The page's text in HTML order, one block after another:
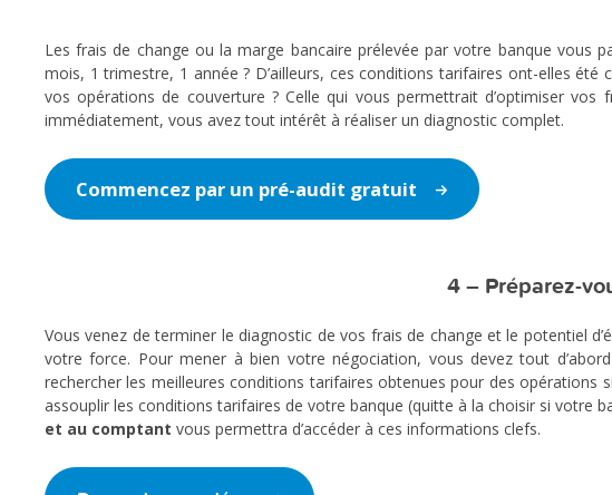
Les frais de change ou la marge bancaire prélevée par votre banque vous
mois, 1 trimestre, 1 année ? D’ailleurs, ces conditions tarifaires ont-elles
vos opérations de couverture ? Celle qui vous permettrait d’optimiser
immédiatement, vous avez tout intérêt à réaliser un diagnostic complet.
Commencez par un pré-audit gratuit
4 – Préparez-
Vous venez de terminer le diagnostic de vos frais de change et le potentiel
votre force. Pour mener à bien votre négociation, vous devez tout
rechercher les meilleures conditions tarifaires obtenues pour des opérations
assouplir les conditions tarifaires de votre banque (quitte à la choisir si votre
et au comptant vous permettra d’accéder à ces informations clefs.